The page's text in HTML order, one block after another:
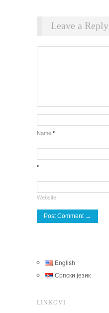
Leave a Reply
Name *
*
Website
English
Српски језик
LINKOVI